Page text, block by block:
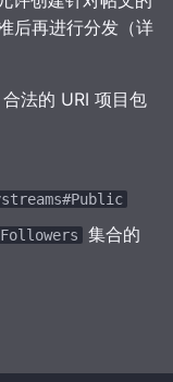
后再进行分发（详
法的 URI 项目包
Followers
集合的